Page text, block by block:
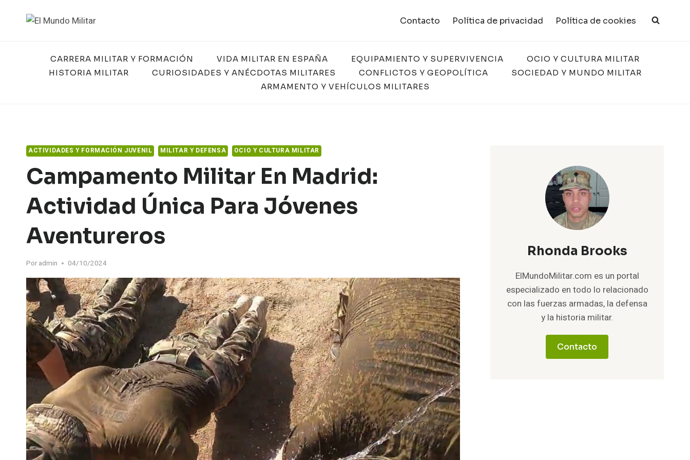
Contacto Política de privacidad Política de cookies
CARRERA MILITAR Y FORMACIÓN VIDA MILITAR EN ESPAÑA EQUIPAMIENTO Y SUPERVIVENCIA
OCIO Y CULTURA MILITAR
HISTORIA MILITAR
CURIOSIDADES Y ANÉCDOTAS MILITARES CONFLICTOS Y GEOPOLÍTICA
SOCIEDAD Y MUNDO MILITAR
ARMAMENTO Y VEHÍCULOS MILITARES
ACTIVIDADES Y FORMACIÓN JUVENIL MILITAR Y DEFENSA OCIO Y CULTURA MILITAR
Campamento Militar En Madrid:
Actividad Única Para Jóvenes
Aventureros
Por admin 04/10/2024
Rhonda Brooks
ElMundoMilitar.com es un portal
especializado en todo lo relacionado
con las fuerzas armadas, la defensa
y la historia militar.
Contacto